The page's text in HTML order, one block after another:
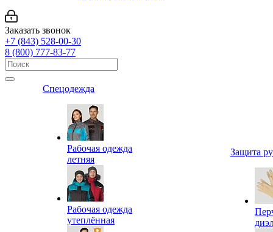
Заказать звонок
+7 (843) 528-00-30
8 (800) 777-83-77
Спецодежда
Рабочая одежда
летняя
Рабочая одежда
утеплённая
Защита